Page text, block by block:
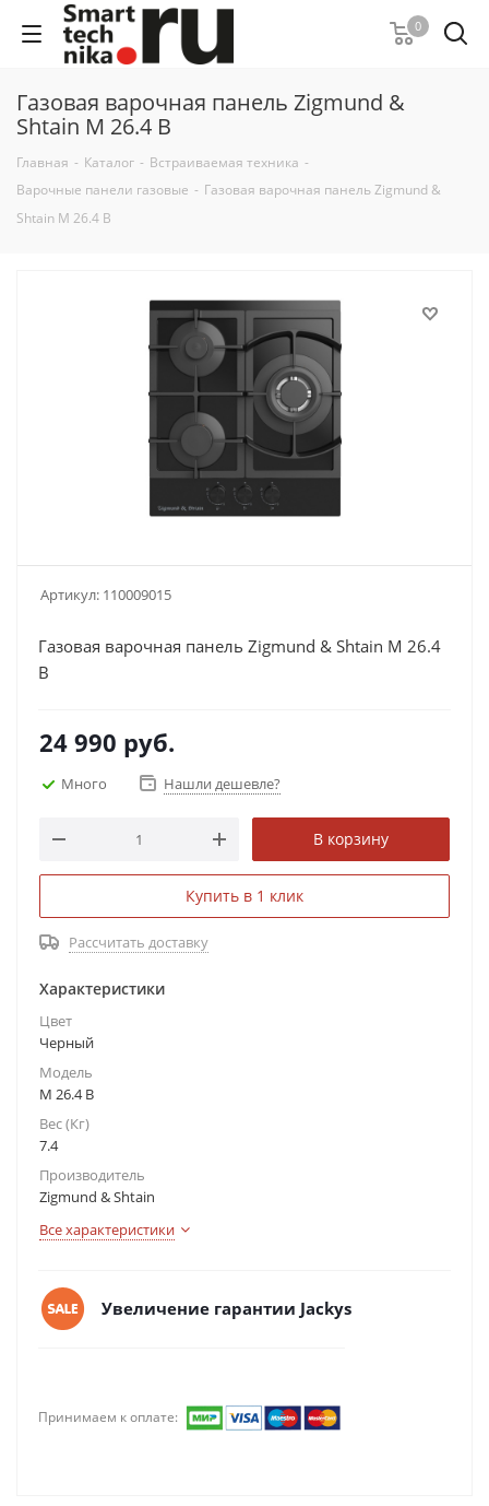
0
Газовая варочная панель Zigmund &
Shtain M 26.4 B
Главная - Каталог - Встраиваемая техника -
Варочные панели газовые - Газовая варочная панель Zigmund &
Shtain M 26.4 B
Артикул: 110009015
Газовая варочная панель Zigmund & Shtain M 26.4
B
24 990 руб.
Много Нашли дешевле?
В корзину
Купить в 1 клик
Рассчитать доставку
Характеристики
Цвет
Черный
Модель
M 26.4 B
Вес (Кг)
7.4
Производитель
Zigmund & Shtain
Все характеристики
Увеличение гарантии Jackys
Принимаем к оплате: